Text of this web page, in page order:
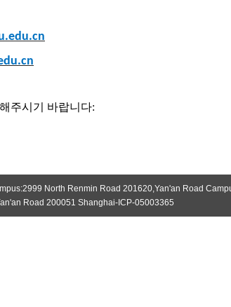
주시기 바랍니다:
North Renmin Road 201620,Yan'an Road
Road 200051 Shanghai-ICP-05003365